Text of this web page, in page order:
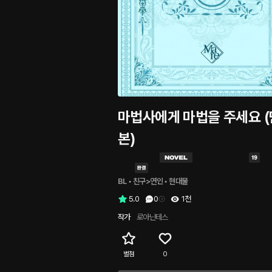
마법사에게 마법을 주세요
본)
BL • 친구>연인 • 현대물
5.0
0
1천
작가
로아닌테스
별점 0